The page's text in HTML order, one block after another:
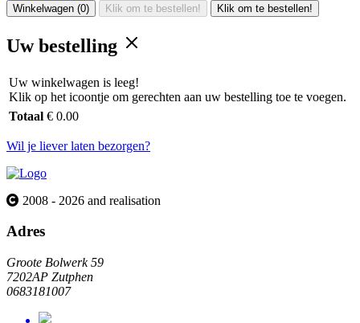
Winkelwagen (0) Klik om te bestellen! Klik om te bestellen!
Uw bestelling
Uw winkelwagen is leeg!
Klik op het icoontje om gerechten aan uw bestelling toe te voegen.
Totaal € 0.00
Wil je liever laten bezorgen?
2008 - 2026 and realisation
Adres
Groote Bolwerk 59
7202AP Zutphen
0683181007